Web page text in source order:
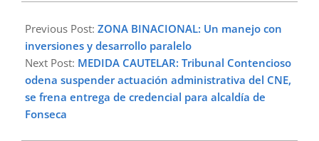
05-
06
Previous Post: ZONA BINACIONAL: Un manejo con
inversiones y desarrollo paralelo
Next Post: MEDIDA CAUTELAR: Tribunal Contencioso
odena suspender actuación administrativa del CNE,
se frena entrega de credencial para alcaldía de
Fonseca